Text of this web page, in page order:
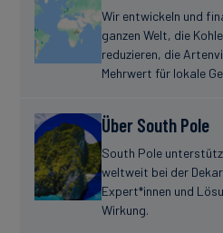
Wir entwickeln und
ganzen Welt, die
reduzieren, die
Mehrwert für lokale
Über South Pole
South Pole
weltweit bei der
Expert*innen und
Wirkung.